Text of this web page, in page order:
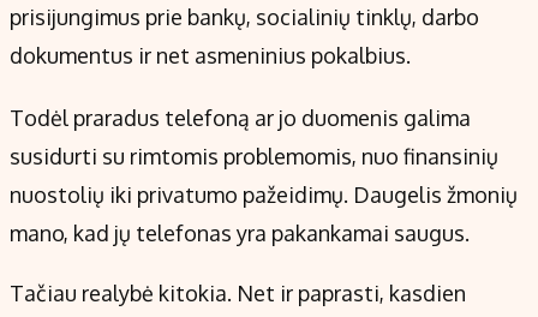
prisijungimus prie bankų, socialinių tinklų, darbo
dokumentus ir net asmeninius pokalbius.
Todėl praradus telefoną ar jo duomenis galima
susidurti su rimtomis problemomis, nuo finansinių
nuostolių iki privatumo pažeidimų. Daugelis žmonių
mano, kad jų telefonas yra pakankamai saugus.
Tačiau realybė kitokia. Net ir paprasti, kasdien